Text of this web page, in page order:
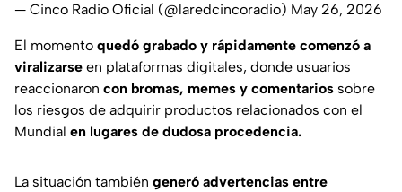
— Cinco Radio Oficial (@laredcincoradio) May 26, 2026
El momento quedó grabado y rápidamente comenzó a
viralizarse en plataformas digitales, donde usuarios
reaccionaron con bromas, memes y comentarios sobre
los riesgos de adquirir productos relacionados con el
Mundial en lugares de dudosa procedencia.
La situación también generó advertencias entre